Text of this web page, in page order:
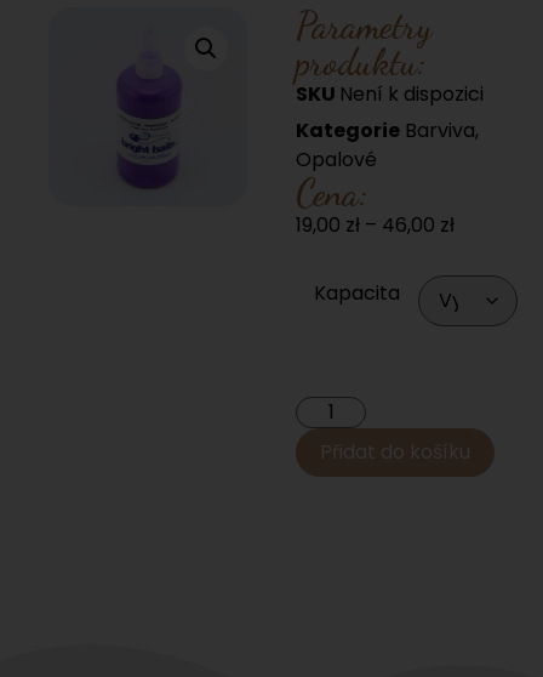
Parametry
produktu:
SKU Není k dispozici
Kategorie Barviva,
Opalové
Cena:
19,00 zł – 46,00 zł
Kapacita
Přidat do košíku